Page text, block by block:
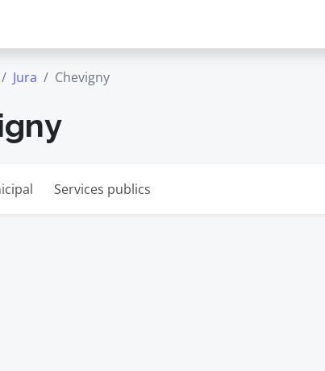
Jura Chevigny
Services publics